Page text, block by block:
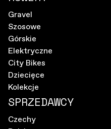
Gravel
Szosowe
Górskie
Elektryczne
City Bikes
Dziecięce
Kolekcje
SPRZEDAWCY
Czechy